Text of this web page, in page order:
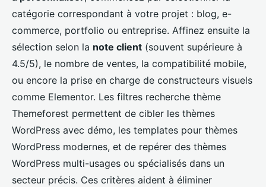
catégorie correspondant à votre projet : blog, e-
commerce, portfolio ou entreprise. Affinez ensuite la
sélection selon la note client (souvent supérieure à
4.5/5), le nombre de ventes, la compatibilité mobile,
ou encore la prise en charge de constructeurs visuels
comme Elementor. Les filtres recherche thème
Themeforest permettent de cibler les thèmes
WordPress avec démo, les templates pour thèmes
WordPress modernes, et de repérer des thèmes
WordPress multi-usages ou spécialisés dans un
secteur précis. Ces critères aident à éliminer